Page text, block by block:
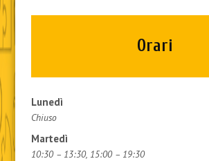
Orari
Lunedì
Chiuso
Martedì
10:30 – 13:30, 15:00 – 19:30